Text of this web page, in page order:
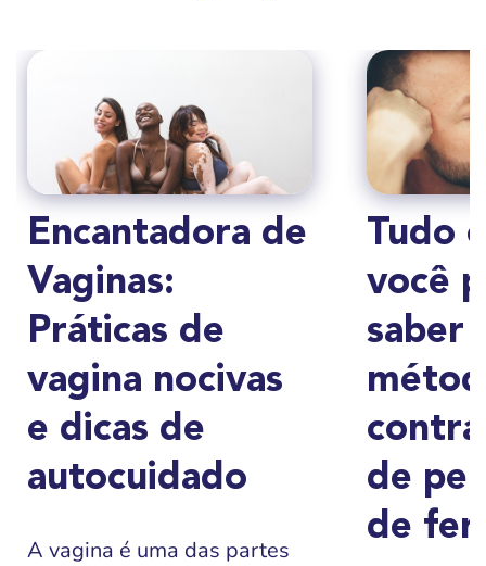
Encantadora de
Vaginas:
Práticas de
vagina nocivas
e dicas de
autocuidado
A vagina é uma das partes
Tudo
você
saber
de
de